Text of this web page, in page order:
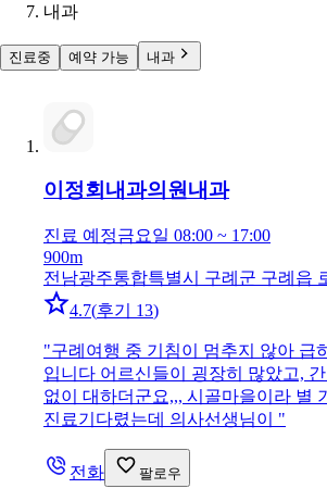
내과
진료중 예약 가능 내과
이정회내과의원내과
진료 예정금요일 08:00 ~ 17:00
900m
전남광주통합특별시 구례군 구례읍
4.7(후기 13)
"구례여행 중 기침이 멈추지 않아 급
입니다 어르신들이 굉장히 많았고,
없이 대하더군요,,, 시골마을이라 별
진료기다렸는데 의사선생님이 "
전화 팔로우